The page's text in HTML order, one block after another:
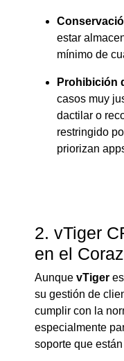
estar
mínimo de
Prohibición
casos muy
dactilar o
restringido
priorizan
2. vTiger
en el
Aunque vTiger
su gestión de
cumplir con la
especialmente
soporte que